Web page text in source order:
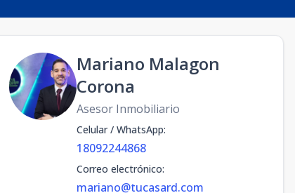
Mariano Malagon
Corona
Asesor Inmobiliario
Celular / WhatsApp:
18092244868
Correo electrónico:
mariano@tucasard.com